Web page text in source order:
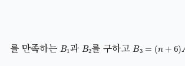
를 만족하는 과 2
를 구하고 n